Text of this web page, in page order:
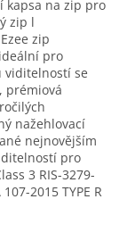
kapsa na zip pro
zip l
zip
pro
viditelností se
prémiová
nažehlovací
nejnovějším
pro
3 RIS-3279-
2015 TYPE R